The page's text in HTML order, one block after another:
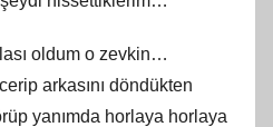
oldum o zevkin…
arkasını döndükten
yanımda horlaya horlaya